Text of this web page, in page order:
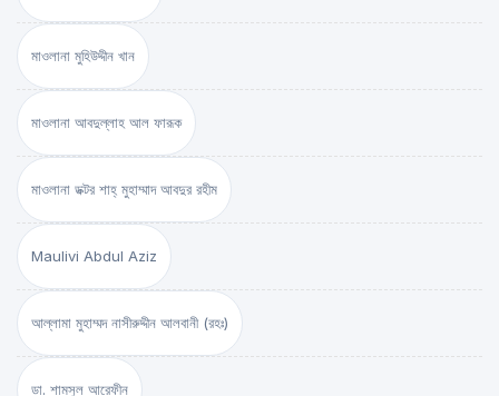
মাওলানা মুহিউদ্দীন খান
মাওলানা আবদুল্লাহ আল ফারূক
মাওলানা ডক্টর শাহ্‌ মুহাম্মাদ আবদুর রহীম
Maulivi Abdul Aziz
আল্লামা মুহাম্মদ নাসীরুদ্দীন আলবানী (রহঃ)
ডা. শামসুল আরেফীন